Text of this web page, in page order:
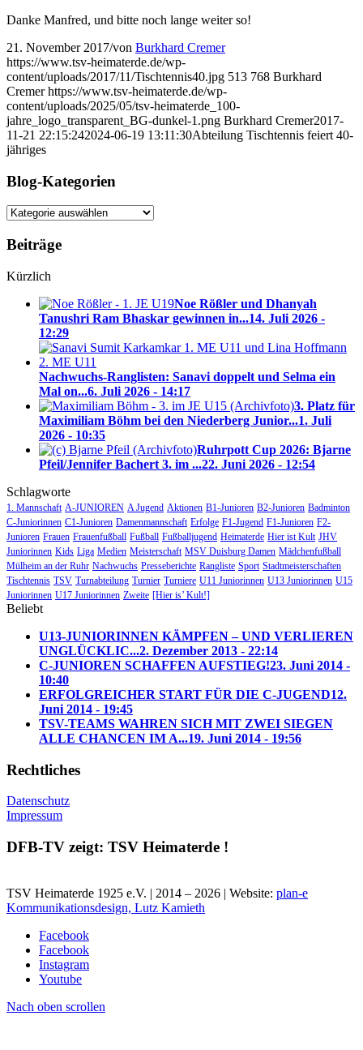
Danke Manfred, und bitte noch lange weiter so!
21. November 2017/von Burkhard Cremer
https://www.tsv-heimaterde.de/wp-
content/uploads/2017/11/Tischtennis40.jpg 513 768 Burkhard
Cremer https://www.tsv-heimaterde.de/wp-
content/uploads/2025/05/tsv-heimaterde_100-
jahre_logo_transparent_BG-dunkel-1.png Burkhard Cremer2017-
11-21 22:15:242024-06-19 13:11:30Abteilung Tischtennis feiert 40-
jähriges
Blog-Kategorien
Blog-
Beiträge
Kürzlich
Noe Rößler und Dhanyah
Tanushri Ram Bhaskar gewinnen in...14. Juli 2026 -
12:29
Nachwuchs-Ranglisten: Sanavi doppelt und Selma ein
Mal on...6. Juli 2026 - 14:17
3. Platz für
Maximiliam Böhm bei den Niederberg Junior...1. Juli
2026 - 10:35
Ruhrpott Cup 2026: Bjarne
Pfeil/Jennifer Bachert 3. im ...22. Juni 2026 - 12:54
Schlagworte
1. Mannschaft A-JUNIOREN A Jugend Aktionen B1-Junioren B2-Junioren Badminton
C-Juniorinnen C1-Junioren Damenmannschaft Erfolge F1-Jugend F1-Junioren F2-
Junioren Frauen Frauenfußball Fußball Fußballjugend Heimaterde Hier ist Kult JHV
Juniorinnen Kids Liga Medien Meisterschaft MSV Duisburg Damen Mädchenfußball
Mülheim an der Ruhr Nachwuchs Presseberichte Rangliste Sport Stadtmeisterschaften
Tischtennis TSV Turnabteilung Turnier Turniere U11 Juniorinnen U13 Juniorinnen U15
Juniorinnen U17 Juniorinnen Zweite [Hier is’ Kult!]
Beliebt
U13-JUNIORINNEN KÄMPFEN – UND VERLIEREN
UNGLÜCKLIC...2. Dezember 2013 - 22:14
C-JUNIOREN SCHAFFEN AUFSTIEG!23. Juni 2014 -
10:40
ERFOLGREICHER START FÜR DIE C-JUGEND12.
Juni 2014 - 19:45
TSV-TEAMS WAHREN SICH MIT ZWEI SIEGEN
ALLE CHANCEN IM A...19. Juni 2014 - 19:56
Rechtliches
Datenschutz
Impressum
DFB-TV zeigt: TSV Heimaterde !
TSV Heimaterde 1925 e.V. | 2014 – 2026 | Website: plan-e
Kommunikationsdesign, Lutz Kamieth
Facebook
Facebook
Instagram
Youtube
Nach oben scrollen